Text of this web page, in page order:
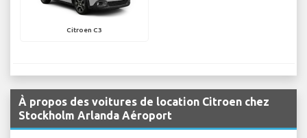
Citroen C3
À propos des voitures de location Citroen chez
Stockholm Arlanda Aéroport